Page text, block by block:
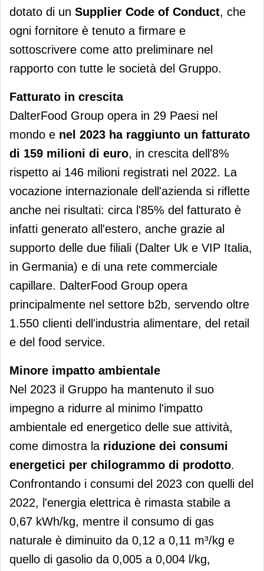
dotato di un Supplier Code of Conduct, che
ogni fornitore è tenuto a firmare e
sottoscrivere come atto preliminare nel
rapporto con tutte le società del Gruppo.
Fatturato in crescita
DalterFood Group opera in 29 Paesi nel
mondo e nel 2023 ha raggiunto un fatturato
di 159 milioni di euro, in crescita dell'8%
rispetto ai 146 milioni registrati nel 2022. La
vocazione internazionale dell'azienda si riflette
anche nei risultati: circa l'85% del fatturato è
infatti generato all'estero, anche grazie al
supporto delle due filiali (Dalter Uk e VIP Italia,
in Germania) e di una rete commerciale
capillare. DalterFood Group opera
principalmente nel settore b2b, servendo oltre
1.550 clienti dell'industria alimentare, del retail
e del food service.
Minore impatto ambientale
Nel 2023 il Gruppo ha mantenuto il suo
impegno a ridurre al minimo l'impatto
ambientale ed energetico delle sue attività,
come dimostra la riduzione dei consumi
energetici per chilogrammo di prodotto.
Confrontando i consumi del 2023 con quelli del
2022, l'energia elettrica è rimasta stabile a
0,67 kWh/kg, mentre il consumo di gas
naturale è diminuito da 0,12 a 0,11 m³/kg e
quello di gasolio da 0,005 a 0,004 l/kg,